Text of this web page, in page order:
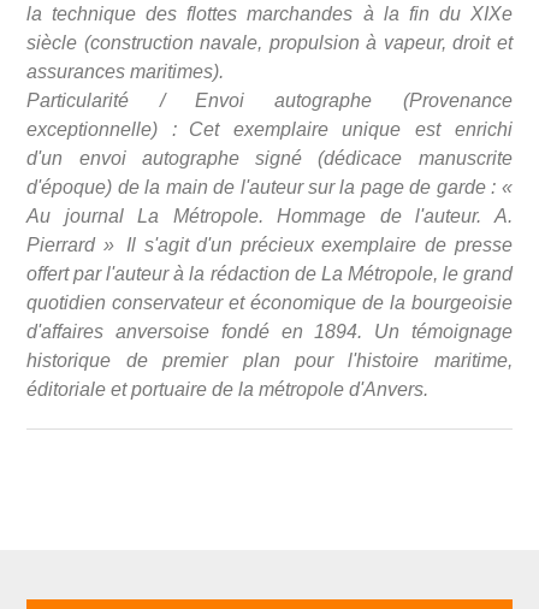
la technique des flottes marchandes à la fin du XIXe
siècle (construction navale, propulsion à vapeur, droit et
assurances maritimes).
Particularité / Envoi autographe (Provenance
exceptionnelle) : Cet exemplaire unique est enrichi
d'un envoi autographe signé (dédicace manuscrite
d'époque) de la main de l'auteur sur la page de garde : «
Au journal La Métropole. Hommage de l'auteur. A.
Pierrard » Il s'agit d'un précieux exemplaire de presse
offert par l'auteur à la rédaction de La Métropole, le grand
quotidien conservateur et économique de la bourgeoisie
d'affaires anversoise fondé en 1894. Un témoignage
historique de premier plan pour l'histoire maritime,
éditoriale et portuaire de la métropole d'Anvers.